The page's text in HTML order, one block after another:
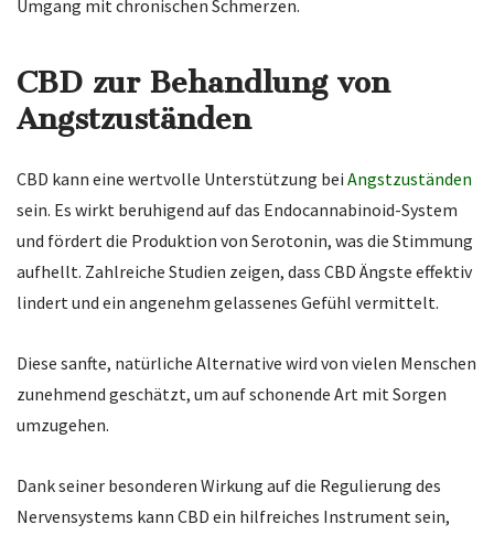
Umgang mit chronischen Schmerzen.
CBD zur Behandlung von
Angstzuständen
CBD kann eine wertvolle Unterstützung bei Angstzuständen
sein. Es wirkt beruhigend auf das Endocannabinoid-System
und fördert die Produktion von Serotonin, was die Stimmung
aufhellt. Zahlreiche Studien zeigen, dass CBD Ängste effektiv
lindert und ein angenehm gelassenes Gefühl vermittelt.
Diese sanfte, natürliche Alternative wird von vielen Menschen
zunehmend geschätzt, um auf schonende Art mit Sorgen
umzugehen.
Dank seiner besonderen Wirkung auf die Regulierung des
Nervensystems kann CBD ein hilfreiches Instrument sein,